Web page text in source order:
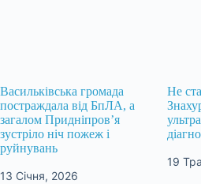
Васильківська громада
постраждала від БпЛА, а
загалом Придніпров’я
зустріло ніч пожеж і
руйнувань
13 Січня, 2026
Не
19